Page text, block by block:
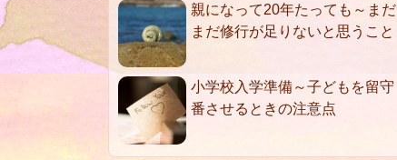
親になって20年たっても～まだ
まだ修行が足りないと思うこと
小学校入学準備～子どもを留守
番させるときの注意点